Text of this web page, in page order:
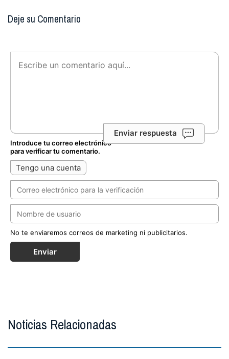
Deje su Comentario
Enviar respuesta
Introduce tu correo electrónico
para verificar tu comentario.
Tengo una cuenta
No te enviaremos correos de marketing ni publicitarios.
Enviar
Noticias Relacionadas